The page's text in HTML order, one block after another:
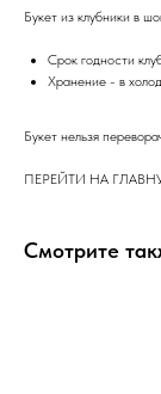
Букет из клубники в
Срок годности
Хранение - в
Букет нельзя
ПЕРЕЙТИ НА
Смотрите